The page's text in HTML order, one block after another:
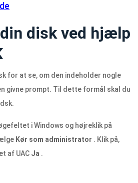
disk ved hjælp
for at se, om den indeholder nogle
givne prompt. Til dette formål skal du
i Windows og højreklik på
Kør som administrator . Klik på,
af UAC Ja .